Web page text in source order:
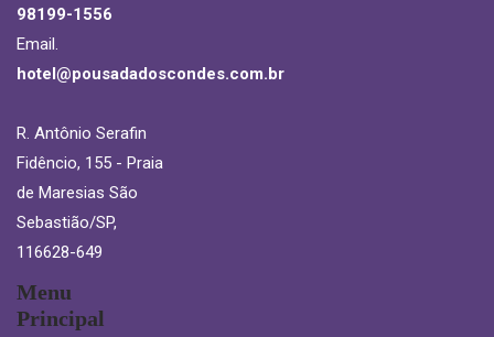
98199-1556
Email.
hotel@pousadadoscondes.com.br
R. Antônio Serafin
Fidêncio, 155 - Praia
de Maresias São
Sebastião/SP,
116628-649
Menu
Principal